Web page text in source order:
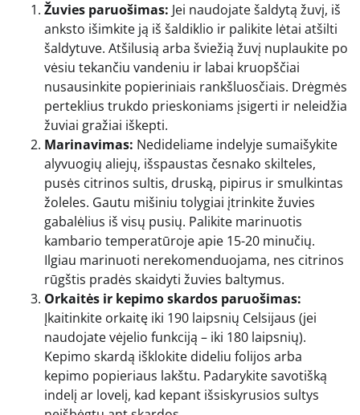
Žuvies paruošimas: Jei naudojate šaldytą žuvį, iš
anksto išimkite ją iš šaldiklio ir palikite lėtai atšilti
šaldytuve. Atšilusią arba šviežią žuvį nuplaukite po
vėsiu tekančiu vandeniu ir labai kruopščiai
nusausinkite popieriniais rankšluosčiais. Drėgmės
perteklius trukdo prieskoniams įsigerti ir neleidžia
žuviai gražiai iškepti.
Marinavimas: Nedideliame indelyje sumaišykite
alyvuogių aliejų, išspaustas česnako skilteles,
pusės citrinos sultis, druską, pipirus ir smulkintas
žoleles. Gautu mišiniu tolygiai įtrinkite žuvies
gabalėlius iš visų pusių. Palikite marinuotis
kambario temperatūroje apie 15-20 minučių.
Ilgiau marinuoti nerekomenduojama, nes citrinos
rūgštis pradės skaidyti žuvies baltymus.
Orkaitės ir kepimo skardos paruošimas:
Įkaitinkite orkaitę iki 190 laipsnių Celsijaus (jei
naudojate vėjelio funkciją – iki 180 laipsnių).
Kepimo skardą išklokite dideliu folijos arba
kepimo popieriaus lakštu. Padarykite savotišką
indelį ar lovelį, kad kepant išsiskyrusios sultys